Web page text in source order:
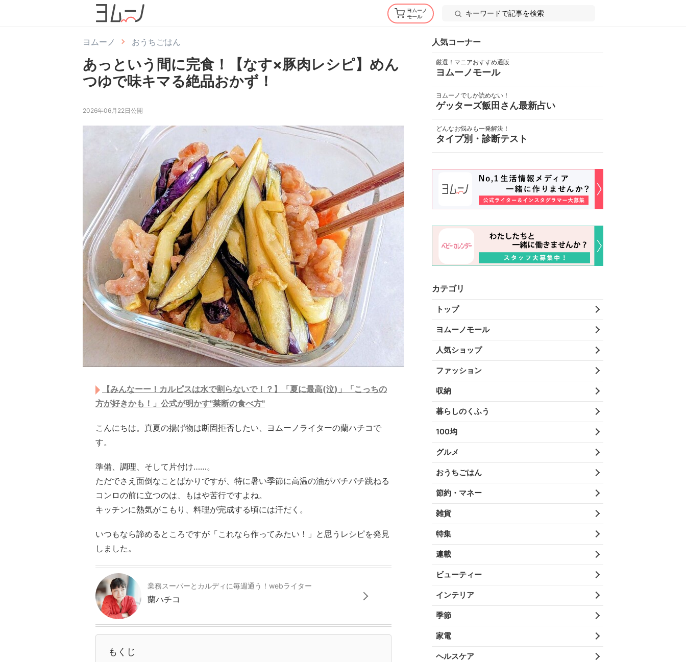
ヨムーノ
モール
ヨムーノ おうちごはん
あっという間に完食！【なす×豚肉レシピ】めん
つゆで味キマる絶品おかず！
2026年06月22日公開
【みんなーー！カルピスは水で割らないで！？】「夏に最高(泣)」「こっちの
方が好きかも！」公式が明かす"禁断の食べ方"
こんにちは。真夏の揚げ物は断固拒否したい、ヨムーノライターの蘭ハチコで
す。
準備、調理、そして片付け……。
ただでさえ面倒なことばかりですが、特に暑い季節に高温の油がパチパチ跳ねる
コンロの前に立つのは、もはや苦行ですよね。
キッチンに熱気がこもり、料理が完成する頃には汗だく。
いつもなら諦めるところですが「これなら作ってみたい！」と思うレシピを発見
しました。
業務スーパーとカルディに毎週通う！webライター
蘭ハチコ
もくじ
人気コーナー
厳選！マニアおすすめ通販
ヨムーノモール
ヨムーノでしか読めない！
ゲッターズ飯田さん最新占い
どんなお悩みも一発解決！
タイプ別・診断テスト
カテゴリ
トップ
ヨムーノモール
人気ショップ
ファッション
収納
暮らしのくふう
100均
グルメ
おうちごはん
節約・マネー
雑貨
特集
連載
ビューティー
インテリア
季節
家電
ヘルスケア